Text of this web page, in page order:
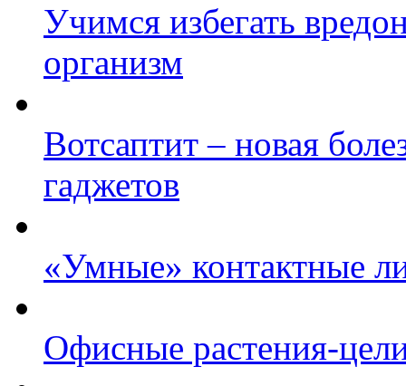
Учимся избегать
организм
Вотсаптит – новая
гаджетов
«Умные» контактные
Офисные растения-